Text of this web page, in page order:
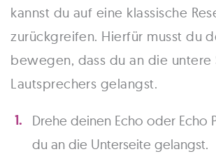
kannst du auf eine klassische
zurückgreifen. Hierfür musst du
bewegen, dass du an die untere
Lautsprechers gelangst.
Drehe deinen Echo oder Echo
du an die Unterseite gelangst.